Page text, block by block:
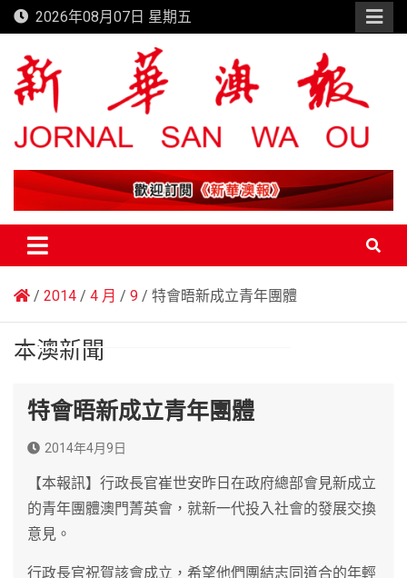
Skip
to
content
2026年08月07日 星期五
新華澳報
2014 4 月 9 特會晤新成立青年團體
本澳新聞
特會晤新成立青年團體
2014年4月9日
【本報訊】行政長官崔世安昨日在政府總部會見新成立
的青年團體澳門菁英會，就新一代投入社會的發展交換
意見。
行政長官祝賀該會成立，希望他們團結志同道合的年輕